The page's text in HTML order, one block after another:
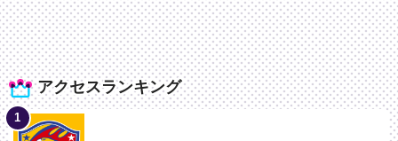
アクセスランキング